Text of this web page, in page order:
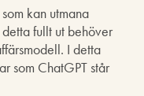
kan utmana
fullt ut behöver
I detta
som ChatGPT står